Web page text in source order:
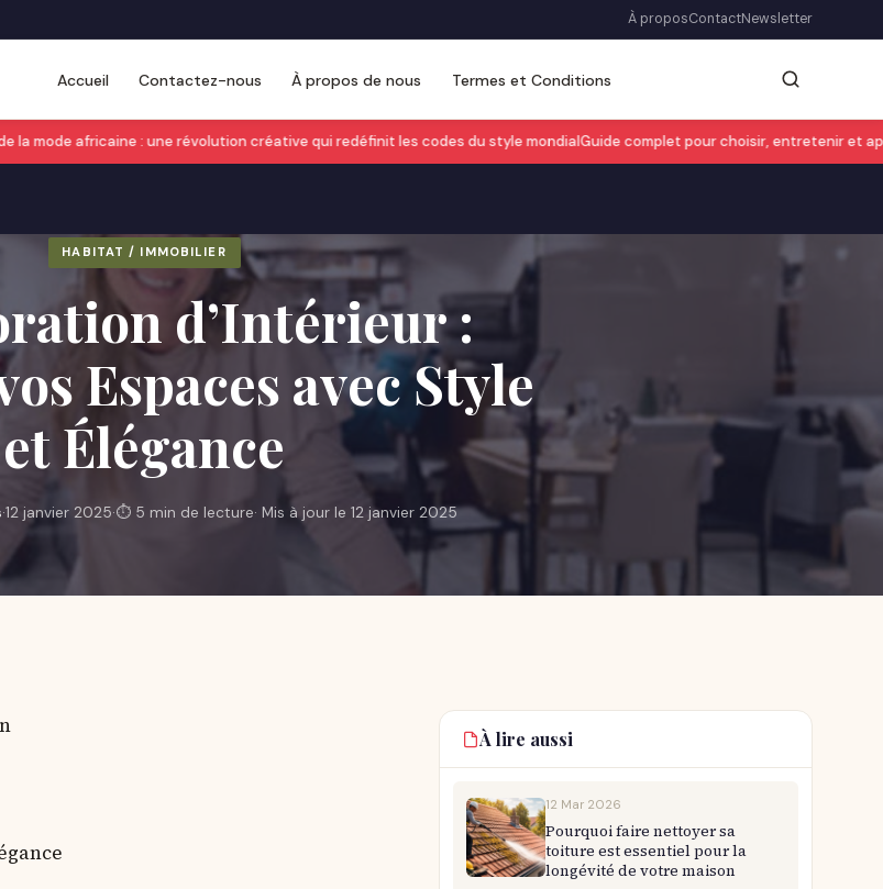
À proposContactNewsletter
Accueil Contactez-nous À propos de nous Termes et Conditions
mode africaine : une révolution créative qui redéfinit les codes du style mondialGuide complet pour choisir, entretenir et
HABITAT / IMMOBILIER
d’Intérieur :
Espaces avec Style
et Élégance
·12 janvier 2025·⏱ 5 min de lecture· Mis à jour le 12 janvier 2025
À lire aussi
12 Mar 2026
Pourquoi faire nettoyer sa
toiture est essentiel pour la
longévité de votre maison